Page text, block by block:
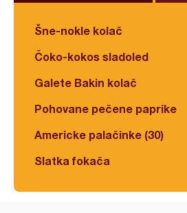
Šne-nokle kolač
Čoko-kokos sladoled
Galete Bakin kolač
Pohovane pečene paprike
Americke palačinke (30)
Slatka fokača